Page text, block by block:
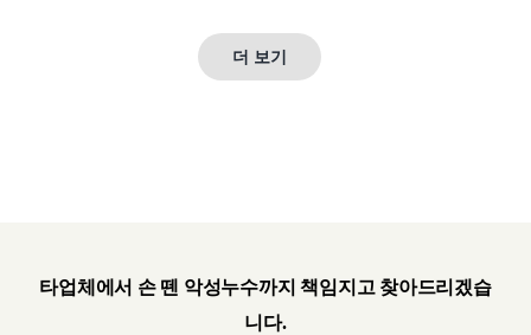
더 보기
타업체에서 손 뗀 악성누수까지 책임지고 찾아드리겠습
니다.